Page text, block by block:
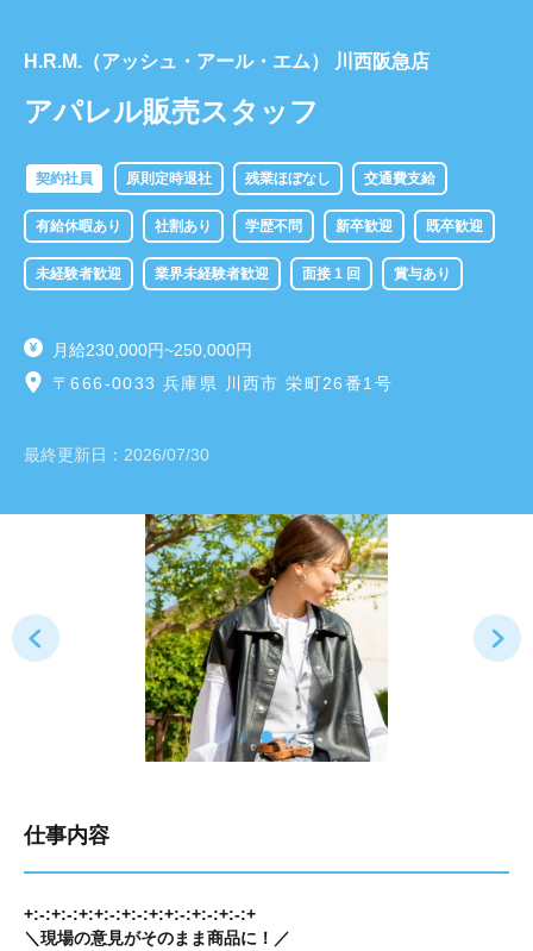
​H.R.M.（アッシュ・アール・エム） 川西阪急店
アパレル販売スタッフ
契約社員 原則定時退社 残業ほぼなし 交通費支給
有給休暇あり 社割あり 学歴不問 新卒歓迎 既卒歓迎
未経験者歓迎 業界未経験者歓迎 面接 1 回 賞与あり
月給230,000円~250,000円
〒666-0033 兵庫県 川西市 栄町26番1号
最終更新日： 2026/07/30
仕事内容
+:-:+:-:+:+:-:+:-:+:+:-:+:-:+:-:+
＼現場の意見がそのまま商品に！／